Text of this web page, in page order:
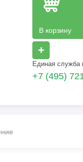
В корзину
+
Единая служба
+7 (495)